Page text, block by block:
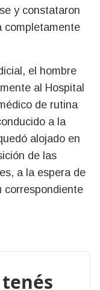
y constataron
completamente
el hombre
al Hospital
de rutina
a la
alojado en
de las
a la espera de
correspondiente